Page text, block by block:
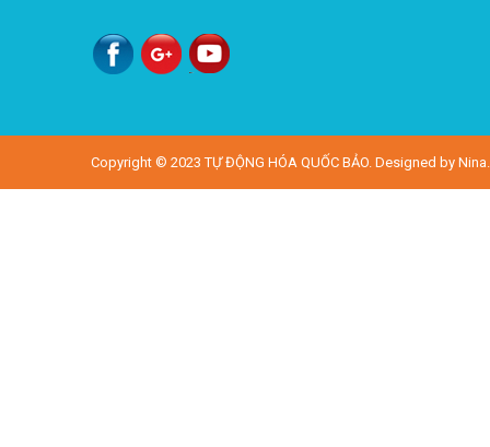
Copyright © 2023TỰ ĐỘNG HÓA QUỐC BẢO . Designed by